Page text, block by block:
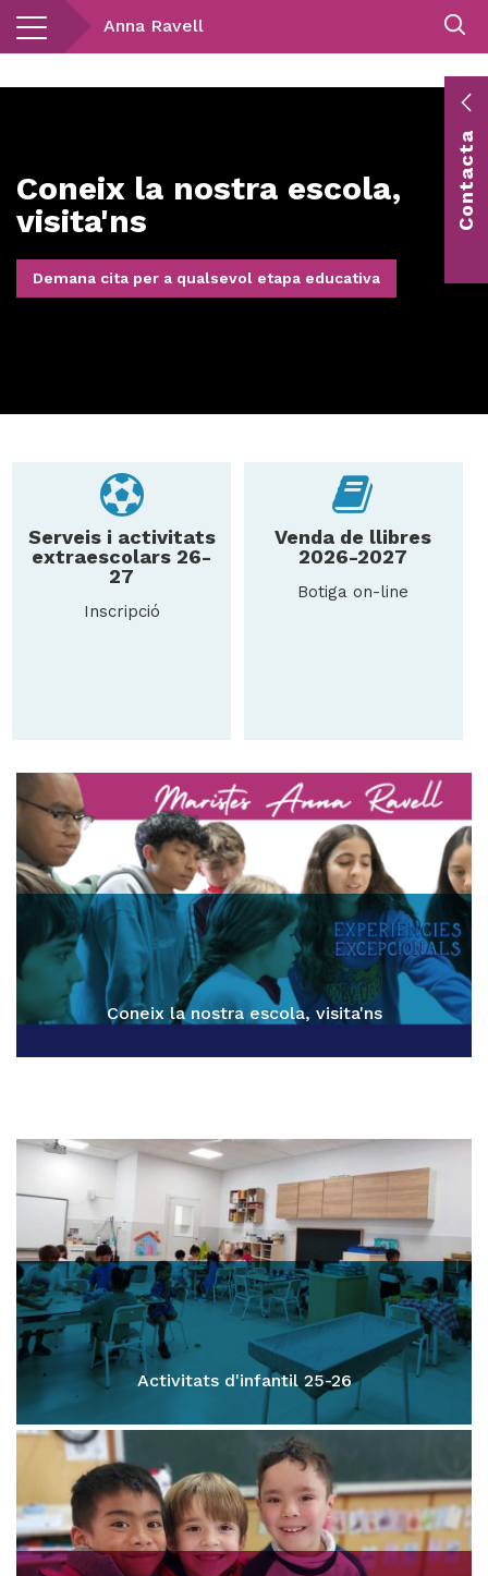
Vés
Anna Ravell
Coneix la nostra escola,
visita'ns
Demana cita per a qualsevol etapa educativa
Serveis i activitats
extraescolars 26-
27
Inscripció
Venda de llibres
2026-2027
Botiga on-line
Coneix la nostra escola, visita'ns
Activitats d'infantil 25-26
Contacta